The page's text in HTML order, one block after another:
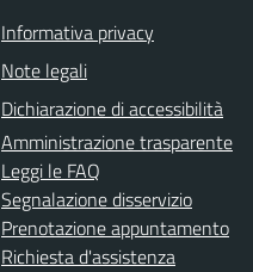
Informativa privacy
Note legali
Dichiarazione di accessibilità
Amministrazione trasparente
Leggi le FAQ
Segnalazione disservizio
Prenotazione appuntamento
Richiesta d'assistenza